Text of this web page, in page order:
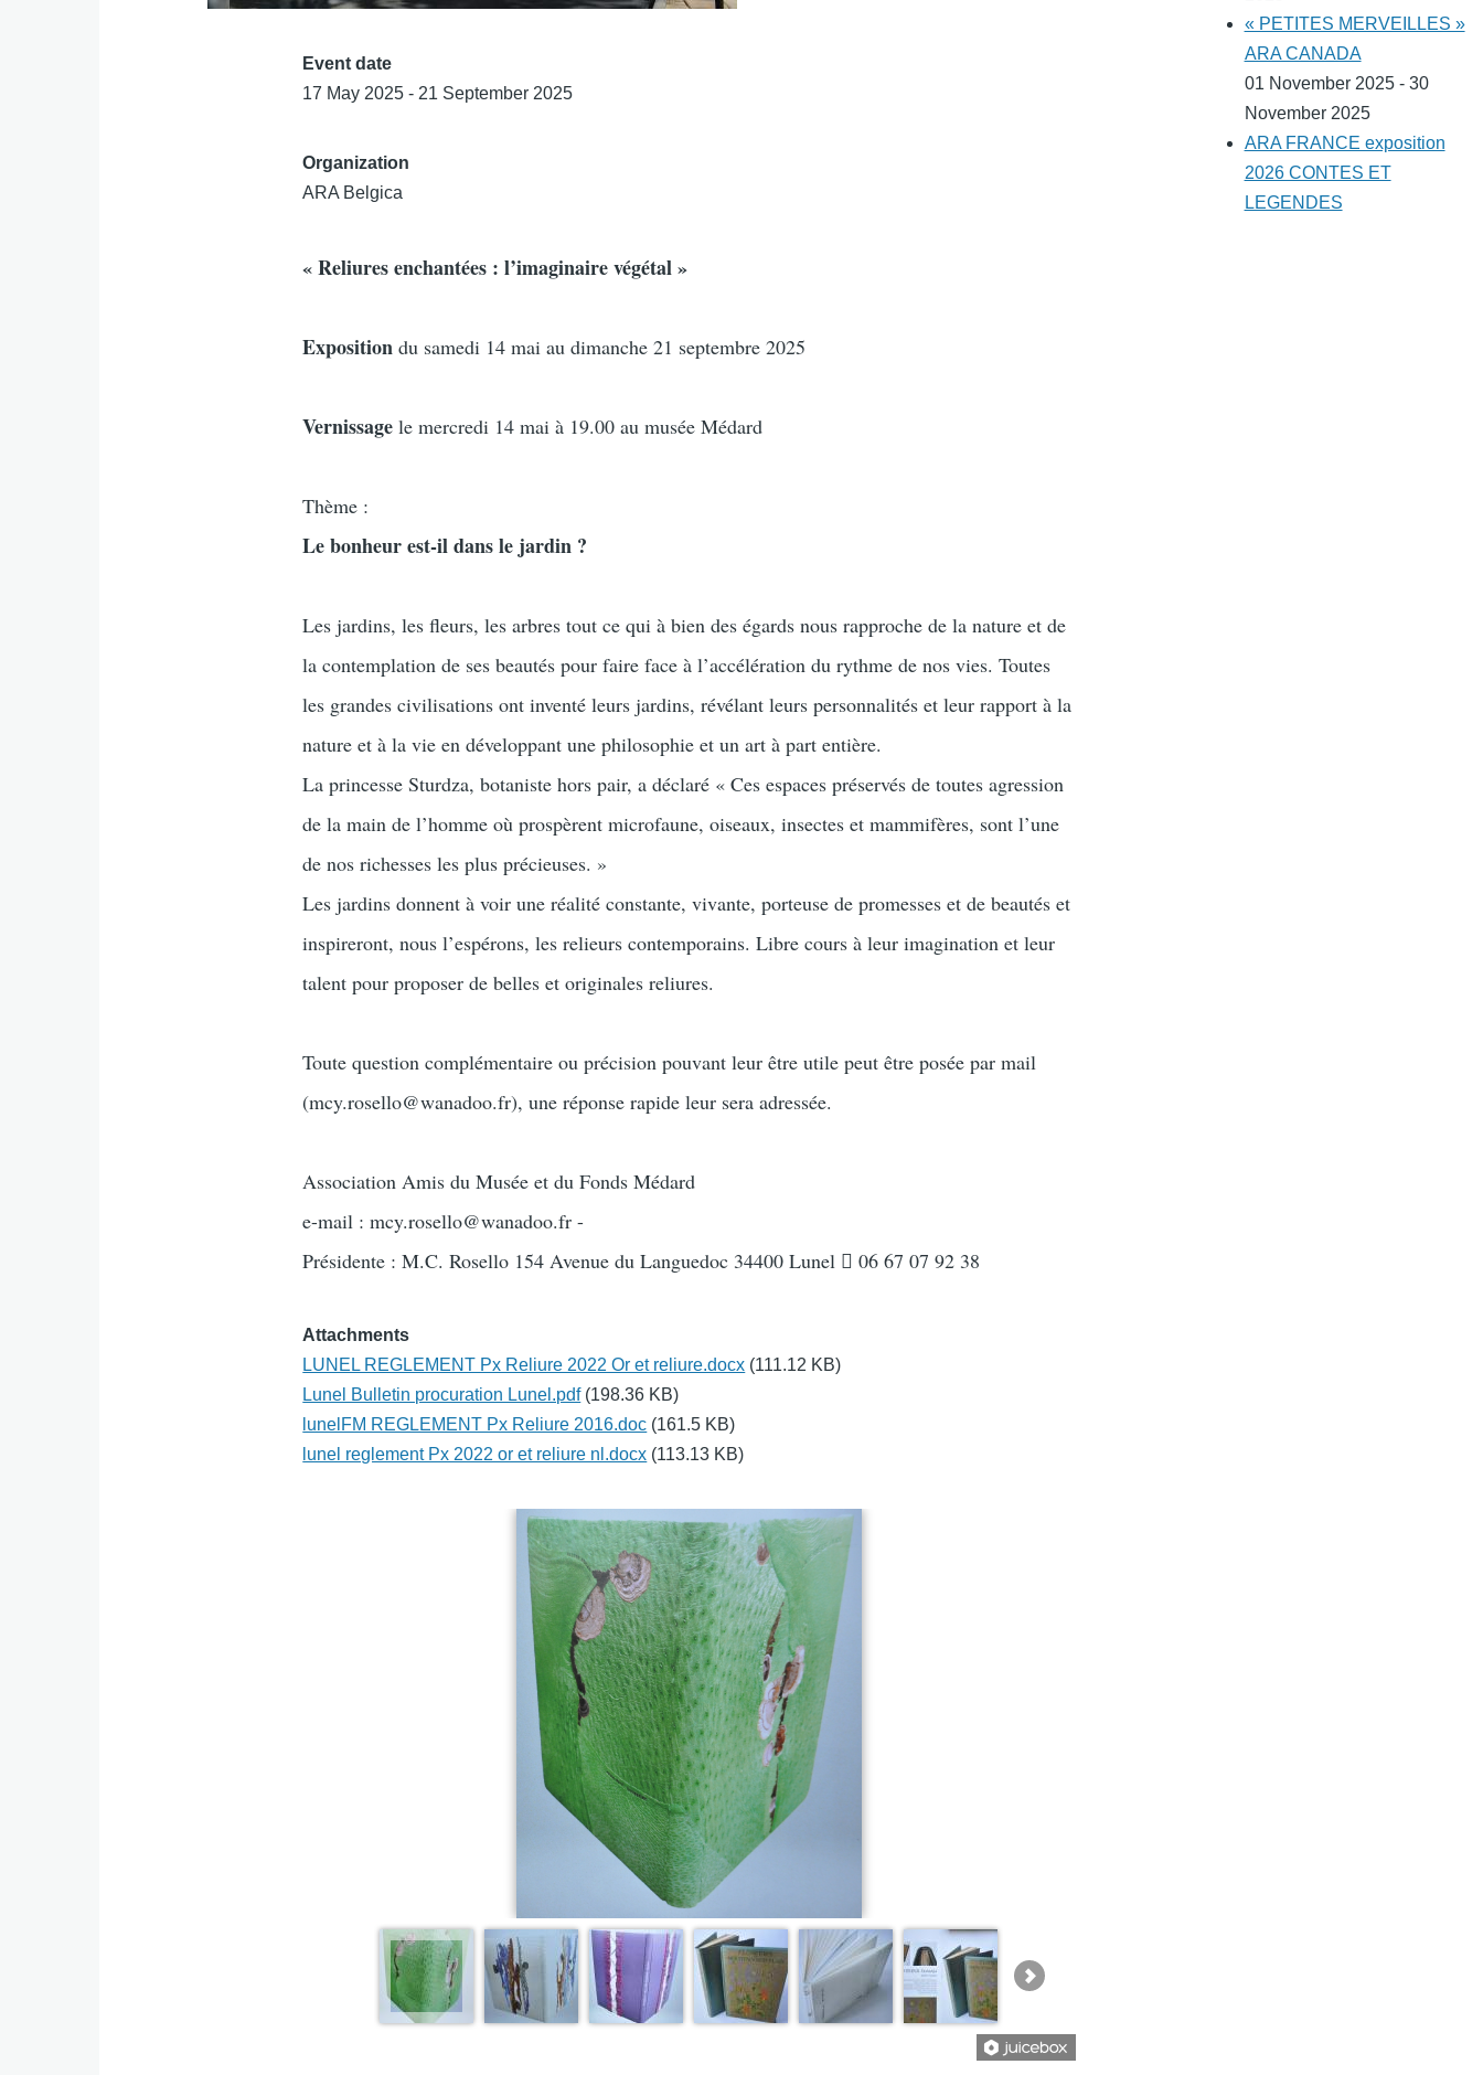
Event date
17 May 2025 - 21 September 2025
Organization
ARA Belgica
« Reliures enchantées : l’imaginaire végétal »
Exposition du samedi 14 mai au dimanche 21 septembre 2025
Vernissage le mercredi 14 mai à 19.00 au musée Médard
Thème :
Le bonheur est-il dans le jardin ?
Les jardins, les fleurs, les arbres tout ce qui à bien des égards nous rapproche de la nature et de
la contemplation de ses beautés pour faire face à l’accélération du rythme de nos vies. Toutes
les grandes civilisations ont inventé leurs jardins, révélant leurs personnalités et leur rapport à la
nature et à la vie en développant une philosophie et un art à part entière.
La princesse Sturdza, botaniste hors pair, a déclaré « Ces espaces préservés de toutes agression
de la main de l’homme où prospèrent microfaune, oiseaux, insectes et mammifères, sont l’une
de nos richesses les plus précieuses. »
Les jardins donnent à voir une réalité constante, vivante, porteuse de promesses et de beautés et
inspireront, nous l’espérons, les relieurs contemporains. Libre cours à leur imagination et leur
talent pour proposer de belles et originales reliures.
Toute question complémentaire ou précision pouvant leur être utile peut être posée par mail
(mcy.rosello@wanadoo.fr), une réponse rapide leur sera adressée.
Association Amis du Musée et du Fonds Médard
e-mail : mcy.rosello@wanadoo.fr -
Présidente : M.C. Rosello 154 Avenue du Languedoc 34400 Lunel  06 67 07 92 38
Attachments
LUNEL REGLEMENT Px Reliure 2022 Or et reliure.docx (111.12 KB)
Lunel Bulletin procuration Lunel.pdf (198.36 KB)
lunelFM REGLEMENT Px Reliure 2016.doc (161.5 KB)
lunel reglement Px 2022 or et reliure nl.docx (113.13 KB)
« PETITES MERVEILLES »
ARA CANADA
01 November 2025 - 30
November 2025
ARA FRANCE exposition
2026 CONTES ET
LEGENDES